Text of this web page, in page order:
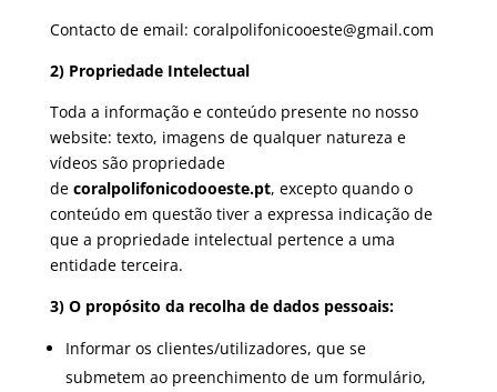
Contacto de email: coralpolifonicooeste@gmail.com
2) Propriedade Intelectual
Toda a informação e conteúdo presente no nosso
website: texto, imagens de qualquer natureza e
vídeos são propriedade
de coralpolifonicodooeste.pt, excepto quando o
conteúdo em questão tiver a expressa indicação de
que a propriedade intelectual pertence a uma
entidade terceira.
3) O propósito da recolha de dados pessoais:
Informar os clientes/utilizadores, que se
submetem ao preenchimento de um formulário,